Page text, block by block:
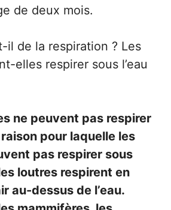
de deux mois.
il de la respiration ? Les
elles respirer sous l’eau
ne peuvent pas respirer
raison pour laquelle les
pas respirer sous
loutres respirent en
au-dessus de l’eau.